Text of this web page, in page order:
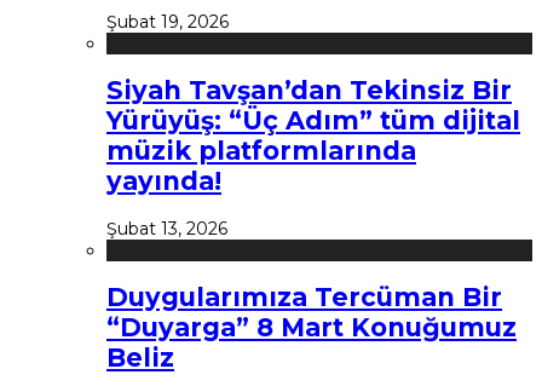
Şubat 19, 2026
Siyah Tavşan’dan Tekinsiz Bir
Yürüyüş: “Üç Adım” tüm dijital
müzik platformlarında
yayında!
Şubat 13, 2026
Duygularımıza Tercüman Bir
“Duyarga” 8 Mart Konuğumuz
Beliz